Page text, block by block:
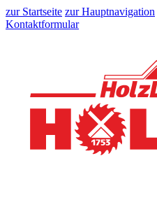
zur Startseite zur Hauptnavigation
Kontaktformular